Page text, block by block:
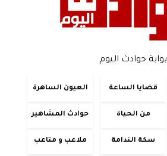
بوابة حوادث اليوم
قضايا الساعة العيون الساهرة
من الحياة حوادث المشاهير
سكة الندامة ملاعب و متاعب